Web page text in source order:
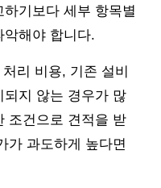
기보다 세부 항목별
악해야 합니다.
리 비용, 기존 설비
지 않는 경우가 많
조건으로 견적을 받
가 과도하게 높다면